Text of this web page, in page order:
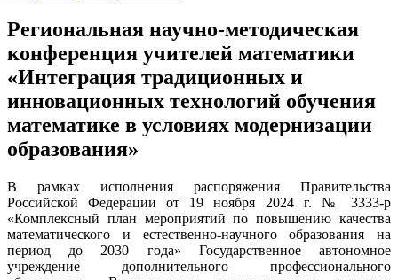
Региональная научно-методическая
конференция учителей математики
«Интеграция традиционных и
инновационных технологий обучения
математике в условиях модернизации
образования»
В рамках исполнения распоряжения Правительства
Российской Федерации от 19 ноября 2024 г. № 3333-р
«Комплексный план мероприятий по повышению качества
математического и естественно-научного образования на
период до 2030 года» Государственное автономное
учреждение дополнительного профессионального